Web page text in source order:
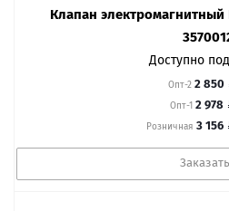
Клапан
Доступно
Опт-2 2 850
Опт-1 2 978
Розничная 3 156
Заказать